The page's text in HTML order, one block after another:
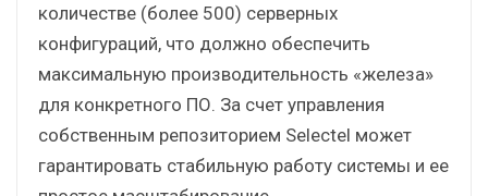
количестве (более 500) серверных
конфигураций, что должно обеспечить
максимальную производительность «железа»
для конкретного ПО. За счет управления
собственным репозиторием Selectel может
гарантировать стабильную работу системы и ее